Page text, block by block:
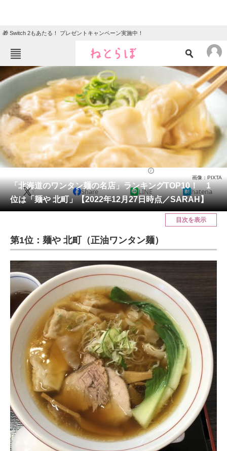
🎁 Switch 2もあたる！ プレゼントキャンペーン実施中！
ねとらぼメニュー
TOP ニュース
エンタメ クイズ
グルメ 地域
住まい 教育・育児
動物 リサーチ
会員記事
メディア
ITの今と未来を見通す
スマホと通信の最新トレンド
進化するPCとデバイスの未来
好きが集まる 比べて選べる
ビジネスと働き方のヒント
AI活用のいまが分かる
企業ITのトレンドを詳説
経営リーダーのコミュニティ
マーケ×ITの今がよく分かる
ITエンジニア向け専門サイト
「北海道のワンタン麺の名店」ランキングTOP10！ 1
位は「麺や 北町」【2022年12月27日時点／SARAH】
画像：PIXTA
X Share LINE hatena
目次を表示
第1位：麺や 北町（正油ワンタン麺）